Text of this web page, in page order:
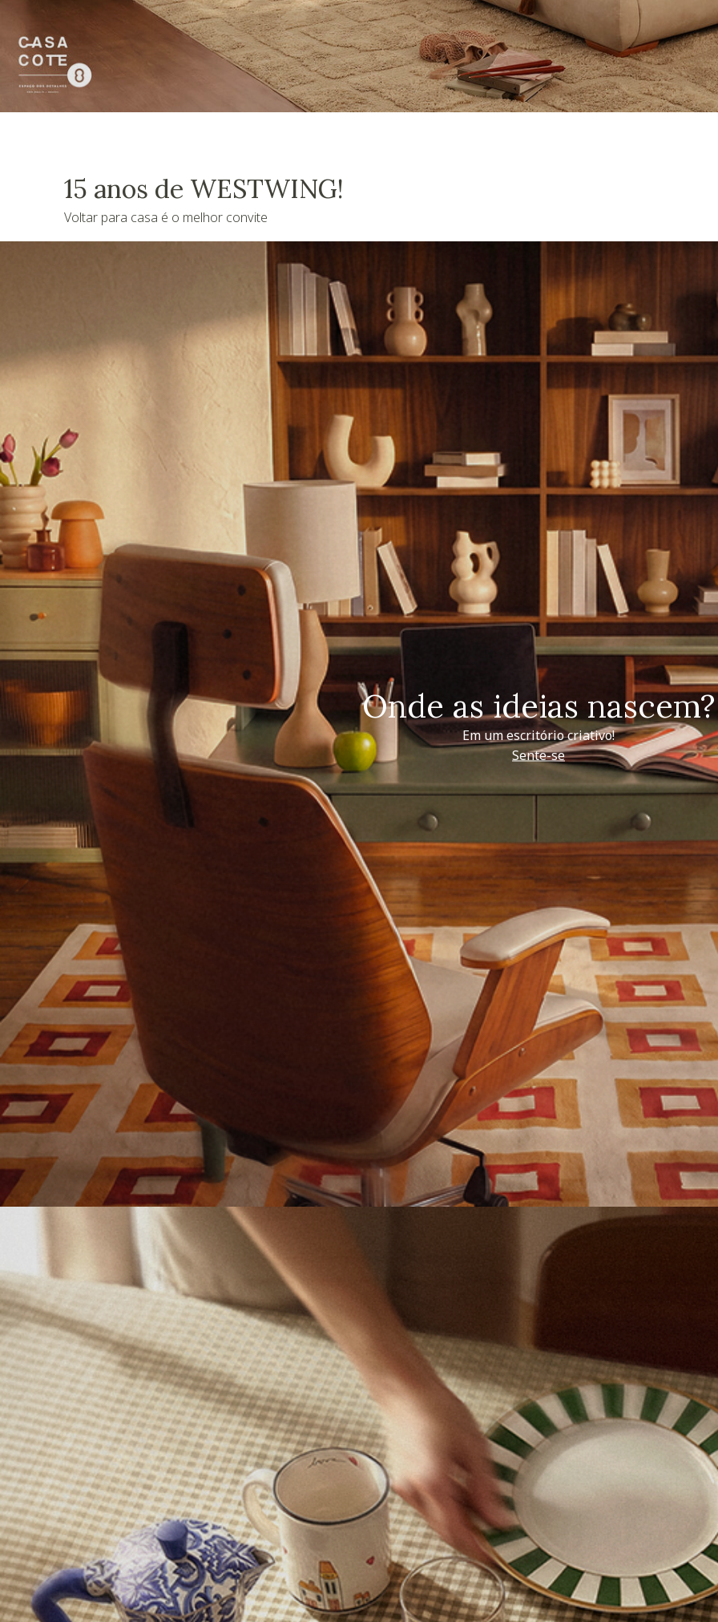
15 anos de WESTWING!
Voltar para casa é o melhor convite
Onde as ideias nascem?
Em um escritório criativo!
Sente-se